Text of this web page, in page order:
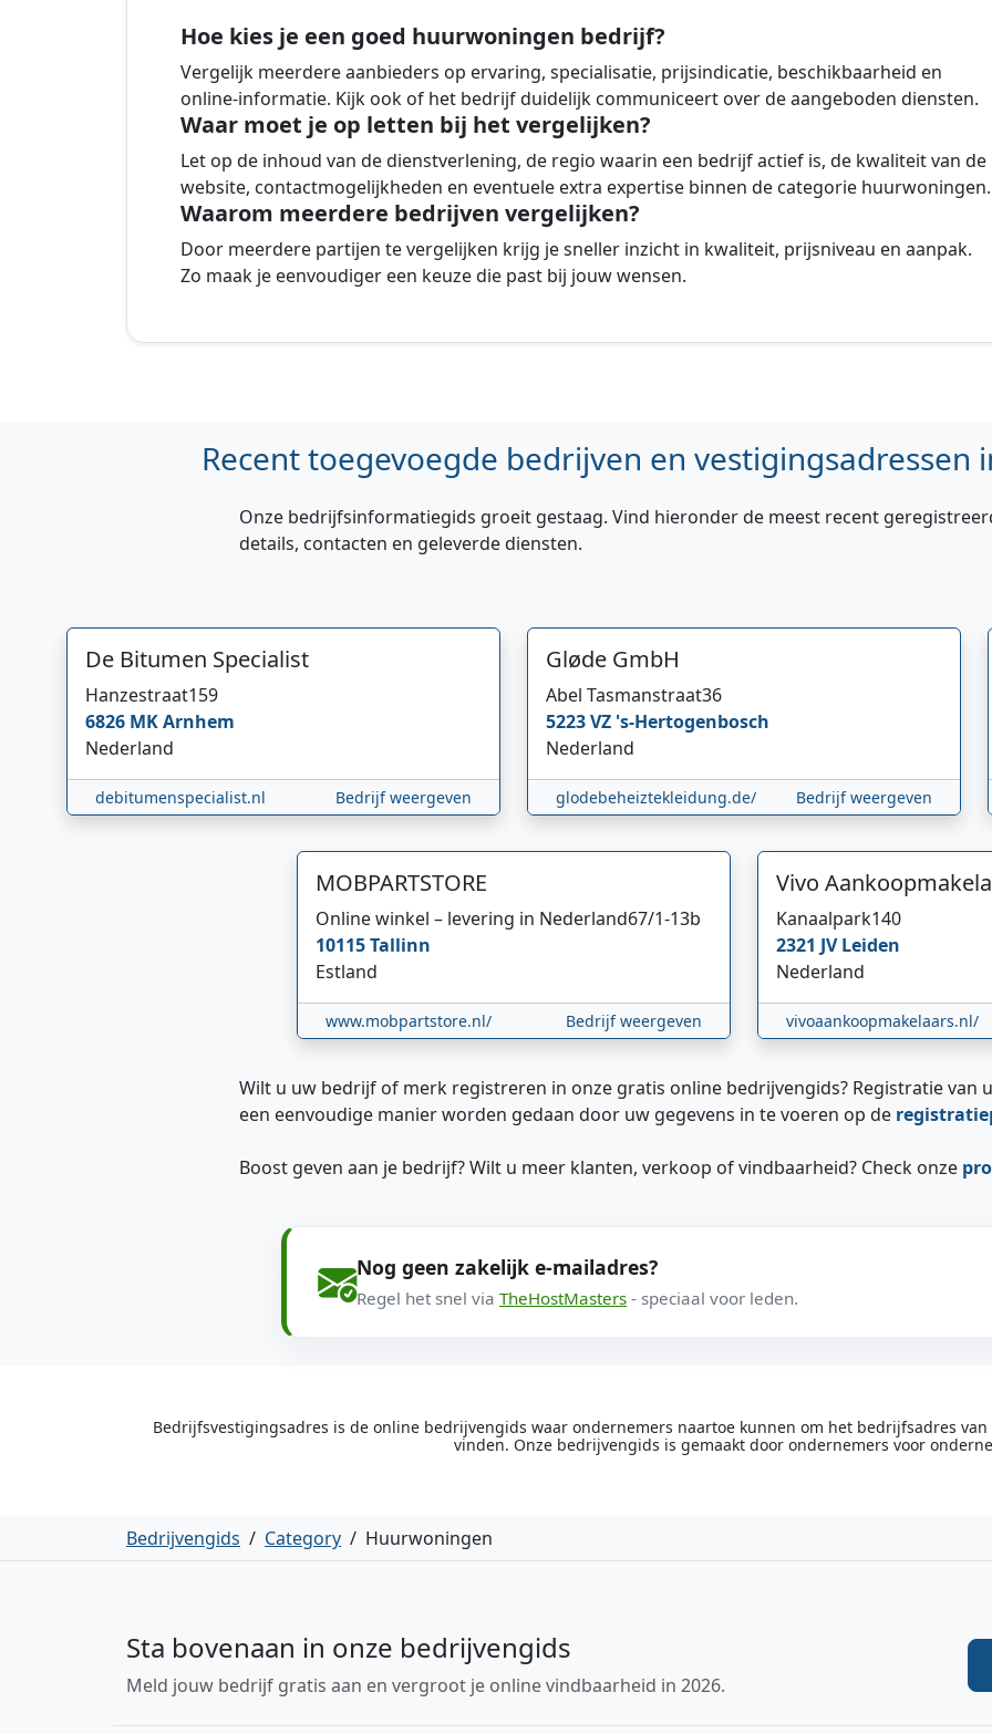
Hoe kies je een goed huurwoningen bedrijf?
Vergelijk meerdere aanbieders op ervaring, specialisatie, prijsindicatie, beschikbaarheid en
online-informatie. Kijk ook of het bedrijf duidelijk communiceert over de aangeboden diensten.
Waar moet je op letten bij het vergelijken?
Let op de inhoud van de dienstverlening, de regio waarin een bedrijf actief is, de kwaliteit van de
website, contactmogelijkheden en eventuele extra expertise binnen de categorie huurwoningen.
Waarom meerdere bedrijven vergelijken?
Door meerdere partijen te vergelijken krijg je sneller inzicht in kwaliteit, prijsniveau en aanpak.
Zo maak je eenvoudiger een keuze die past bij jouw wensen.
Recent toegevoegde bedrijven en vestigingsadressen
Onze bedrijfsinformatiegids groeit gestaag. Vind hieronder de meest recent
details, contacten en geleverde diensten.
De Bitumen Specialist
Hanzestraat159
6826 MKArnhem
Nederland
debitumenspecialist.nl Bedrijf weergeven
Gløde GmbH
Abel Tasmanstraat36
5223 VZ 's-Hertogenbosch
Nederland
glodebeheiztekleidung.de/ Bedrijf weergeven
MOBPARTSTORE
Online winkel – levering in Nederland67/1-13b
10115Tallinn
Estland
www.mobpartstore.nl/ Bedrijf weergeven
Vivo
Kanaalpark140
2321 JVLeiden
Nederland
vivoaankoopmakelaars.nl/
Wilt u uw bedrijf of merk registreren in onze gratis online bedrijvengids? Registratie van
een eenvoudige manier worden gedaan door uw gegevens in te voeren op de
Boost geven aan je bedrijf? Wilt u meer klanten, verkoop of vindbaarheid? Check onze
Nog geen zakelijk e-mailadres?
Regel het snel via TheHostMasters - speciaal voor leden.
Bedrijfsvestigingsadres is de online bedrijvengids waar ondernemers naartoe kunnen om het bedrijfsadres
vinden. Onze bedrijvengids is gemaakt door ondernemers voor
Bedrijvengids / Category / Huurwoningen
Sta bovenaan in onze bedrijvengids
Meld jouw bedrijf gratis aan en vergroot je online vindbaarheid in 2026.